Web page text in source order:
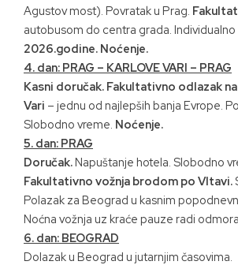
Agustov most). Povratak u Prag.
autobusom do centra grada. Individualno
2026.godine. Noćenje.
4. dan: PRAG – KARLOVE VARI – PRAG
Kasni doručak. Fakultativno odlazak
Vari – jednu od najlepših banja Evrope.
Slobodno vreme. Noćenje.
5. dan: PRAG
Doručak.Napuštanje hotela. Slobodno
Fakultativno vožnja brodom po Vltavi.
Polazak za Beograd u kasnim
Noćna vožnja uz kraće pauze radi
6. dan: BEOGRAD
Dolazak u Beograd u jutarnjim časovima.